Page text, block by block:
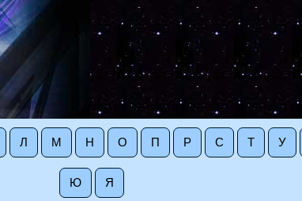
Л М Н О П Р С Т У
Ю Я